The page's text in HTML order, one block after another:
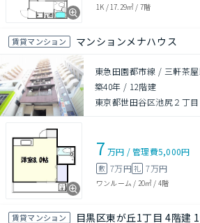
1K / 17.29㎡ / 7階
賃貸マンション マンションメナハウス
東急田園都市線 / 三軒茶
築40年 / 12階建
東京都世田谷区池尻２丁目
7 万円 /管理費5,000円
敷 7万円礼 7万円
ワンルーム / 20㎡ / 4階
賃貸マンション 目黒区東が丘1丁目 4階建